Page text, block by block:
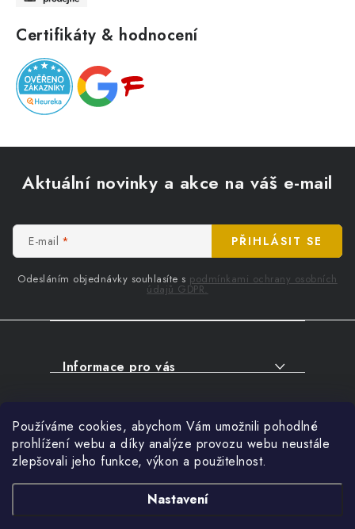
Používáme cookies, abychom Vám umožnili pohodlné
prohlížení webu a díky analýze provozu webu neustále
zlepšovali jeho funkce, výkon a použitelnost.
Nastavení
Certifikáty & hodnocení
Aktuální novinky a akce na váš e-mail
E-mail
Odesláním objednávky souhlasíte s podmínkami ochrany osobních
údajů GDPR.
PŘIHLÁSIT SE
Informace pro vás
SERVIS
FIRMY, ŠKOLY, PARTNEŘI
ARTHAS MAGAZÍN
Facebook
Přihlášení